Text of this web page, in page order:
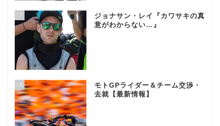
17
ジョナサン・レイ『カワサキの真
意がわからない…』
18
モトGPライダー＆チーム交渉・
去就【最新情報】